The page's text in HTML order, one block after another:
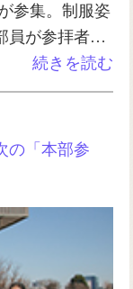
参集。制服姿
員が参拝者…
続きを読む
の「本部参